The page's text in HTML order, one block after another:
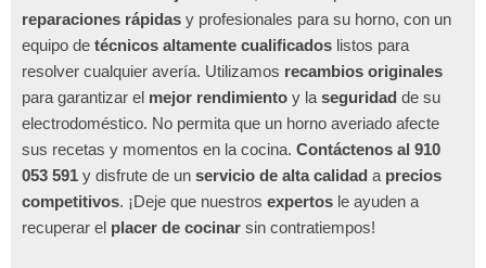
reparaciones rápidas y profesionales para su horno, con un
equipo de técnicos altamente cualificados listos para
resolver cualquier avería. Utilizamos recambios originales
para garantizar el mejor rendimiento y la seguridad de su
electrodoméstico. No permita que un horno averiado afecte
sus recetas y momentos en la cocina. Contáctenos al 910
053 591 y disfrute de un servicio de alta calidad a precios
competitivos. ¡Deje que nuestros expertos le ayuden a
recuperar el placer de cocinar sin contratiempos!